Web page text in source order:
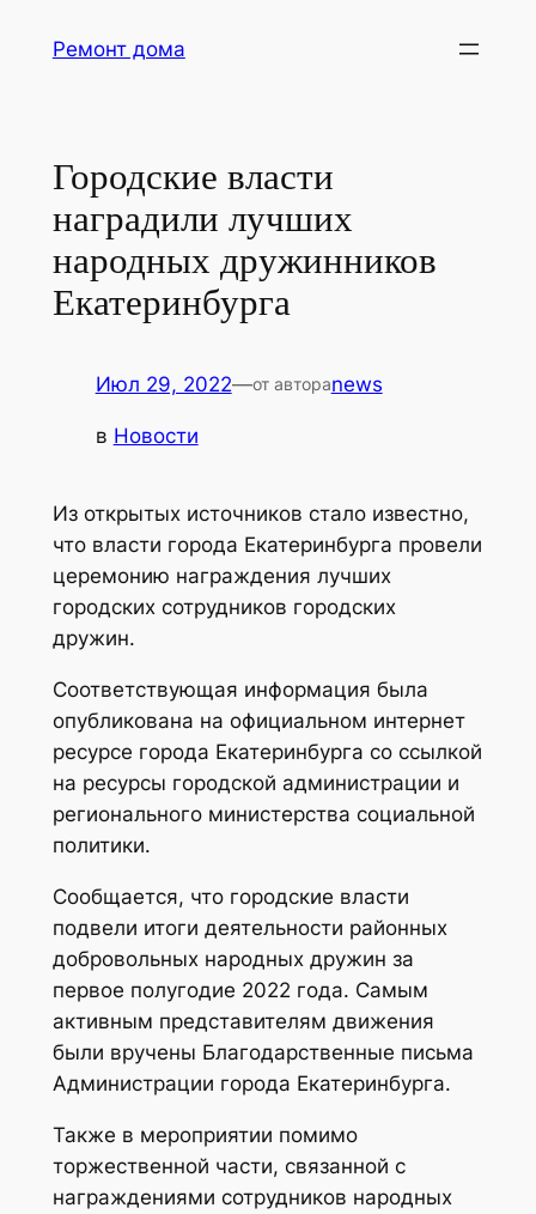
Ремонт дома
Городские власти
наградили лучших
народных дружинников
Екатеринбурга
Июл 29, 2022—от автораnews
в Новости
Из открытых источников стало известно,
что власти города Екатеринбурга провели
церемонию награждения лучших
городских сотрудников городских
дружин.
Соответствующая информация была
опубликована на официальном интернет
ресурсе города Екатеринбурга со ссылкой
на ресурсы городской администрации и
регионального министерства социальной
политики.
Сообщается, что городские власти
подвели итоги деятельности районных
добровольных народных дружин за
первое полугодие 2022 года. Самым
активным представителям движения
были вручены Благодарственные письма
Администрации города Екатеринбурга.
Также в мероприятии помимо
торжественной части, связанной с
награждениями сотрудников народных